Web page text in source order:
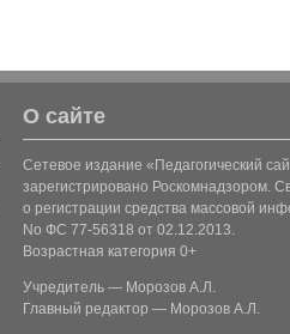
О сайте
Сетевое издание «Педагогический
зарегистрировано Роскомнадзором.
о регистрации средства массовой
No ФС 77-56318 от 02.12.2013.
Возрастная категория 0+
Учредитель — Морозов А.Л.
Главный редактор — Морозов А.Л.